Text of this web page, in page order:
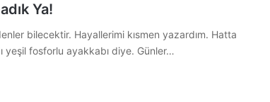
Ya!
bilecektir. Hayallerimi kısmen yazardım. Hatta
yeşil fosforlu ayakkabı diye. Günler…